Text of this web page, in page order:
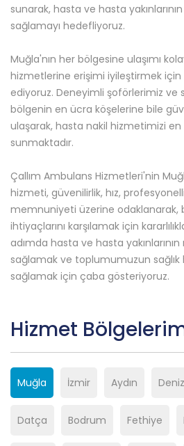
sunarak, hasta ve hasta
sağlamayı hedefliyoruz.
Muğla'nın her bölgesine ulaşımı
hizmetlerine erişimi iyileştirmek
ediyoruz. Deneyimli şoförlerimiz ve
bölgenin en ücra köşelerine bile
ulaşarak, hasta nakil hizmetimizi
sunmaktadır.
Çallım Ambulans Hizmetleri'nin
hizmeti, güvenilirlik, hız,
memnuniyeti üzerine odaklanarak,
ihtiyaçlarını karşılamak için
adımda hasta ve hasta
sağlamak ve toplumumuzun sağlık
sağlamak için çaba gösteriyoruz.
Hizmet
Muğla İzmir Aydın
Datça Bodrum Fethiye